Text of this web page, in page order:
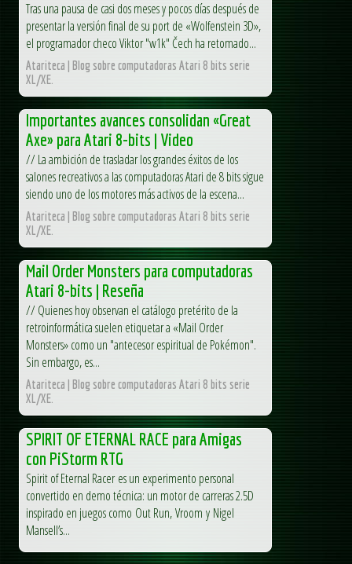
Tras una pausa de casi dos meses y pocos días después de
presentar la versión final de su port de «Wolfenstein 3D»,
el programador checo Viktor "w1k" Čech ha retomado...
Atariteca | Blog sobre computadoras Atari 8 bits serie
XL/XE.
Importantes avances consolidan «Great
Axe» para Atari 8-bits | Video
// La ambición de trasladar los grandes éxitos de los
salones recreativos a las computadoras Atari de 8 bits sigue
siendo uno de los motores más activos de la escena...
Atariteca | Blog sobre computadoras Atari 8 bits serie
XL/XE.
Mail Order Monsters para computadoras
Atari 8-bits | Reseña
// Quienes hoy observan el catálogo pretérito de la
retroinformática suelen etiquetar a «Mail Order
Monsters» como un "antecesor espiritual de Pokémon".
Sin embargo, es...
Atariteca | Blog sobre computadoras Atari 8 bits serie
XL/XE.
SPIRIT OF ETERNAL RACE para Amigas
con PiStorm RTG
Spirit of Eternal Racer es un experimento personal
convertido en demo técnica: un motor de carreras 2.5D
inspirado en juegos como Out Run, Vroom y Nigel
Mansell’s...